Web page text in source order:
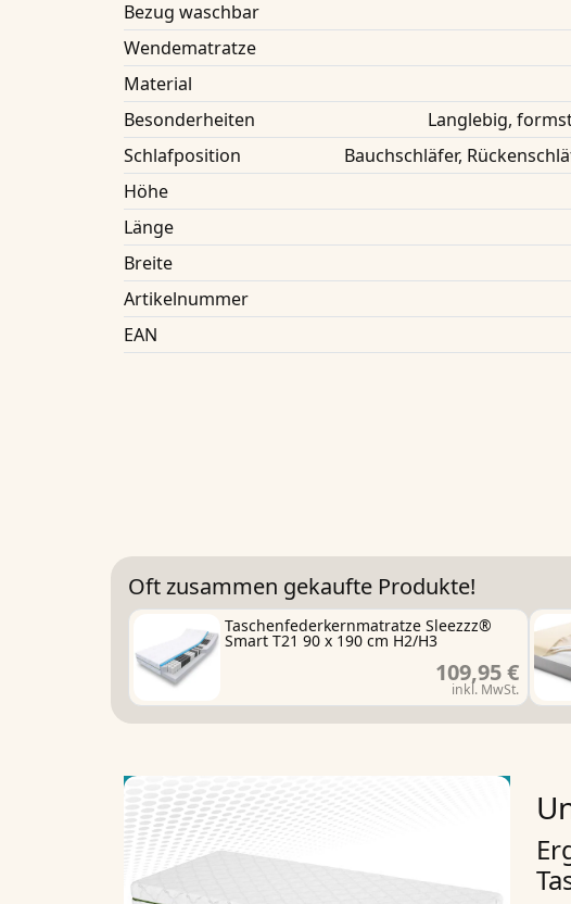
Bezug waschbar
Wendematratze
Material
Besonderheiten
Langlebig,
Schlafposition
Bauchschläfer,
Höhe
Länge
Breite
Artikelnummer
EAN
Oft zusammen gekaufte Produkte!
Taschenfederkernmatratze Sleezzz®
Smart T21 90 x 190 cm H2/H3
109,95 €
inkl. MwSt.